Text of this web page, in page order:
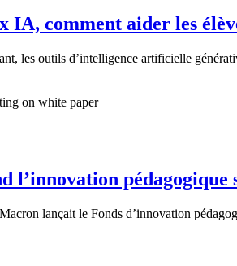
IA, comment aider les
les outils d’intelligence artificielle
l’innovation pédagogique
lançait le Fonds d’innovation